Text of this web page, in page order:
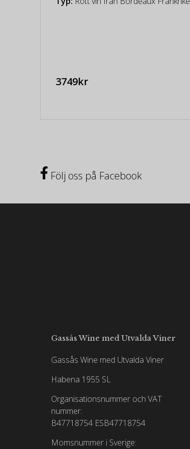
3749kr
Följ oss på Facebook
Gassås Wine med Utvalda Viner
Gassås Wine med Utvalda Viner
Habena 1955 SL
Organisationsnummer och VAT
nummer:
B47718754 ESB47718754
Momsnummer i Sverige: